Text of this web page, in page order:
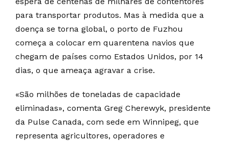
para transportar produtos. Mas à medida que a
doença se torna global, o porto de Fuzhou
começa a colocar em quarentena navios que
chegam de países como Estados Unidos, por 14
dias, o que ameaça agravar a crise.
«São milhões de toneladas de capacidade
eliminadas», comenta Greg Cherewyk, presidente
da Pulse Canada, com sede em Winnipeg, que
representa agricultores, operadores e